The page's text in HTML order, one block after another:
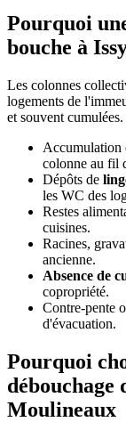
Pourquoi
bouche à
Les colonnes
logements de
et souvent cumulées.
Accumulation
colonne au fil
Dépôts de
les WC des
Restes
cuisines.
Racines,
ancienne.
Absence de
copropriété.
Contre-pente
d'évacuation.
Pourquoi
débouchage
Moulineaux